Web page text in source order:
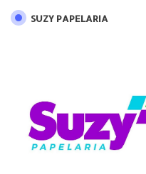
SUZY PAPELARIA